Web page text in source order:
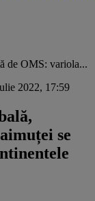
de OMS: variola...
2022, 17:59
se